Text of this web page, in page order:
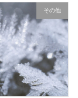
その他